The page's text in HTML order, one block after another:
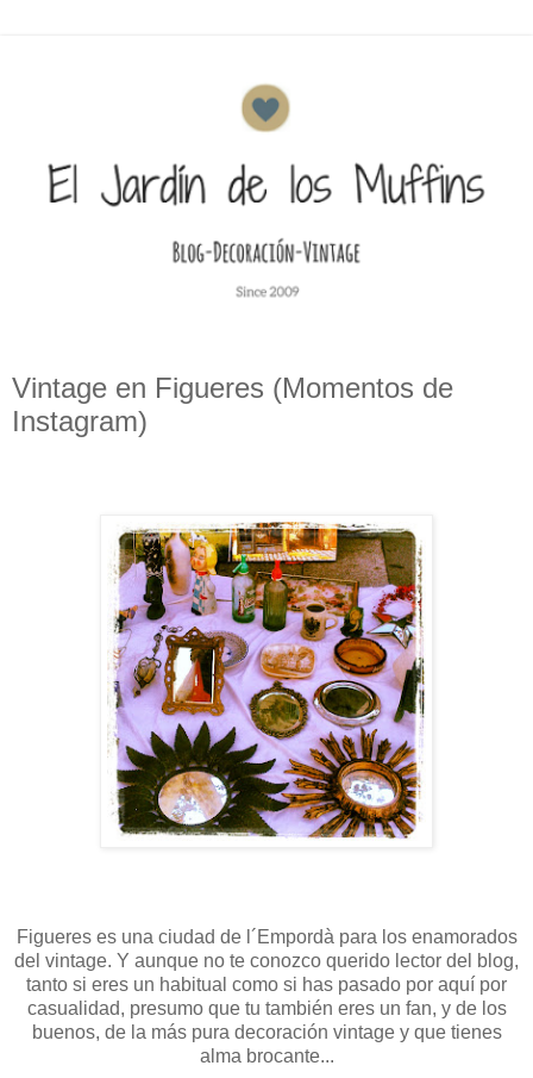
Vintage en Figueres (Momentos de
Instagram)
Figueres es una ciudad de l´Empordà para los enamorados
del vintage. Y aunque no te conozco querido lector del blog,
tanto si eres un habitual como si has pasado por aquí por
casualidad, presumo que tu también eres un fan, y de los
buenos, de la más pura decoración vintage y que tienes
alma brocante...